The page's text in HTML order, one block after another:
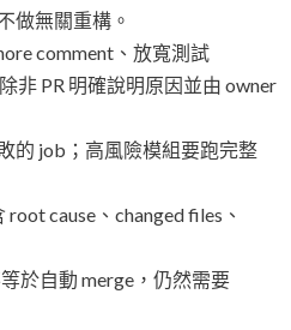
做無關重構。
comment、放寬測試
非 PR 明確說明原因並由 owner
的 job；高風險模組要跑完整
cause、changed files、
於自動 merge，仍然需要